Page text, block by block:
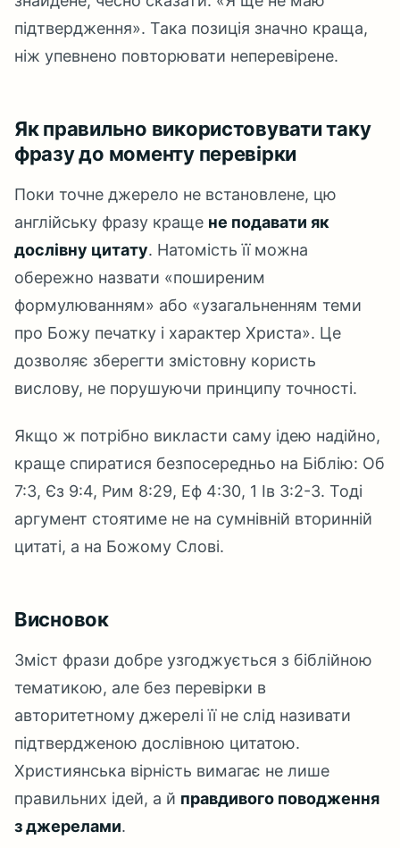
підтвердження». Така позиція значно краща,
ніж упевнено повторювати неперевірене.
Як правильно використовувати таку
фразу до моменту перевірки
Поки точне джерело не встановлене, цю
англійську фразу краще не подавати як
дослівну цитату. Натомість її можна
обережно назвати «поширеним
формулюванням» або «узагальненням теми
про Божу печатку і характер Христа». Це
дозволяє зберегти змістовну користь
вислову, не порушуючи принципу точності.
Якщо ж потрібно викласти саму ідею надійно,
краще спиратися безпосередньо на Біблію: Об
7:3, Єз 9:4, Рим 8:29, Еф 4:30, 1 Ів 3:2-3. Тоді
аргумент стоятиме не на сумнівній вторинній
цитаті, а на Божому Слові.
Висновок
Зміст фрази добре узгоджується з біблійною
тематикою, але без перевірки в
авторитетному джерелі її не слід називати
підтвердженою дослівною цитатою.
Християнська вірність вимагає не лише
правильних ідей, а й правдивого поводження
з джерелами.